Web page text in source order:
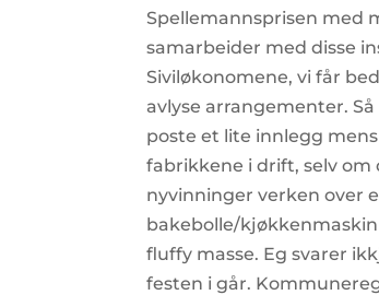
Spellemannsprisen med
samarbeider med disse
Siviløkonomene, vi får
avlyse arrangementer.
poste et lite innlegg
fabrikkene i drift, selv
nyvinninger verken over
bakebolle/
fluffy masse. Eg svarer
festen i går.